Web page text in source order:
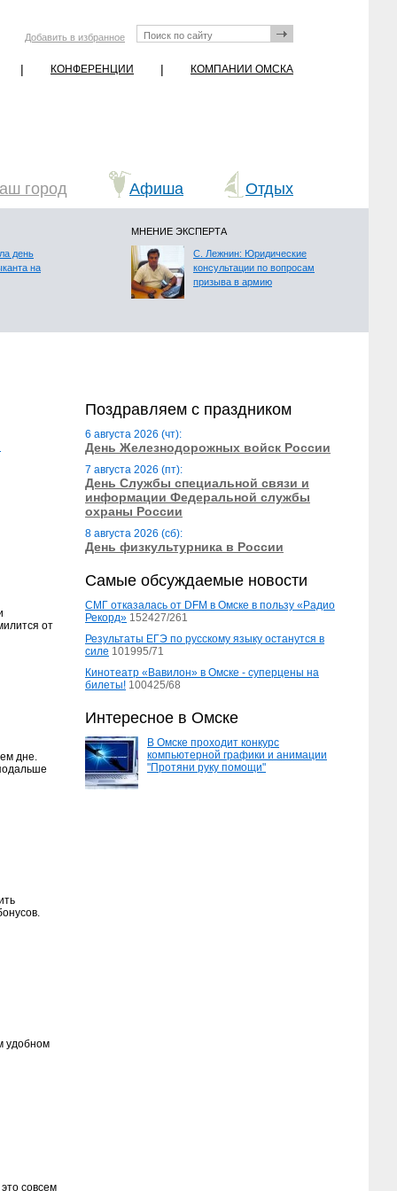
Добавить в избранное
| КОНФЕРЕНЦИИ | КОМПАНИИ ОМСКА
город Афиша Отдых
день
на
МНЕНИЕ ЭКСПЕРТА
С. Лежнин: Юридические
консультации по вопросам
призыва в армию
от
дне.
удобном
совсем
Поздравляем с праздником
6 августа 2026 (чт):
День Железнодорожных войск России
7 августа 2026 (пт):
День Службы специальной связи и
информации Федеральной службы
охраны России
8 августа 2026 (сб):
День физкультурника в России
Самые обсуждаемые новости
СМГ отказалась от DFM в Омске в пользу «Радио
Рекорд» 152427/261
Результаты ЕГЭ по русскому языку останутся в
силе 101995/71
Кинотеатр «Вавилон» в Омске - суперцены на
билеты! 100425/68
Интересное в Омске
В Омске проходит конкурс
компьютерной графики и анимации
"Протяни руку помощи"